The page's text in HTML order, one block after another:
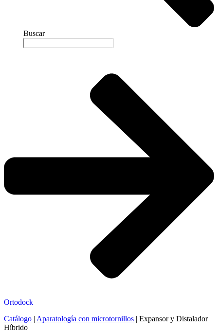
Buscar
Ortodock
Catálogo | Aparatología con microtornillos | Expansor y Distalador
Híbrido